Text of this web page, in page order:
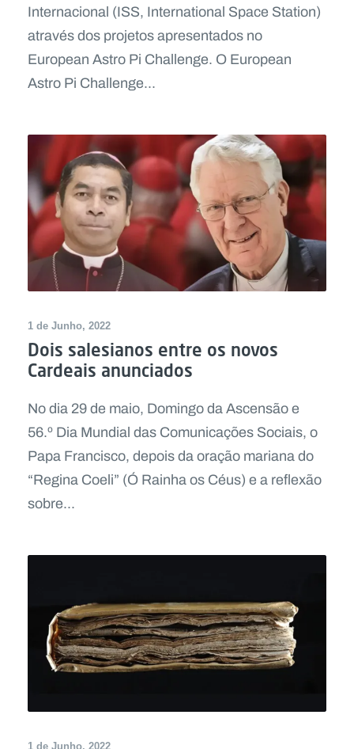
Internacional (ISS, International Space Station)
através dos projetos apresentados no
European Astro Pi Challenge. O European
Astro Pi Challenge...
1 de Junho, 2022
Dois salesianos entre os novos
Cardeais anunciados
No dia 29 de maio, Domingo da Ascensão e
56.º Dia Mundial das Comunicações Sociais, o
Papa Francisco, depois da oração mariana do
“Regina Coeli” (Ó Rainha os Céus) e a reflexão
sobre...
1 de Junho, 2022